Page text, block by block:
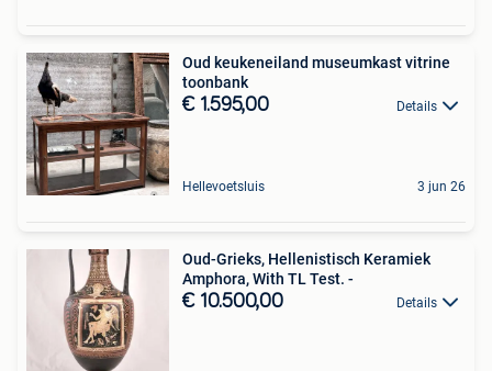
Oud keukeneiland museumkast vitrine
toonbank
€ 1.595,00 Details
Hellevoetsluis 3 jun 26
Oud-Grieks, Hellenistisch Keramiek
Amphora, With TL Test. -
€ 10.500,00 Details